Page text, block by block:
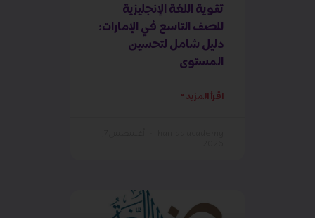
تقوية اللغة الإنجليزية
للصف التاسع في الإمارات:
دليل شامل لتحسين
المستوى
اقرأ المزيد »